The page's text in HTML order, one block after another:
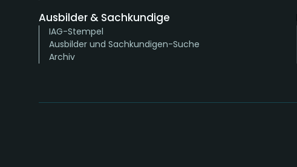
Ausbilder & Sachkundige
IAG-Stempel
Ausbilder und Sachkundigen-Suche
Archiv